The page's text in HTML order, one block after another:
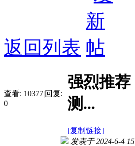
返回列表
查看: 10377|回复:
0
强烈推荐
测...
[复制链接]
发表于 2024-6-4